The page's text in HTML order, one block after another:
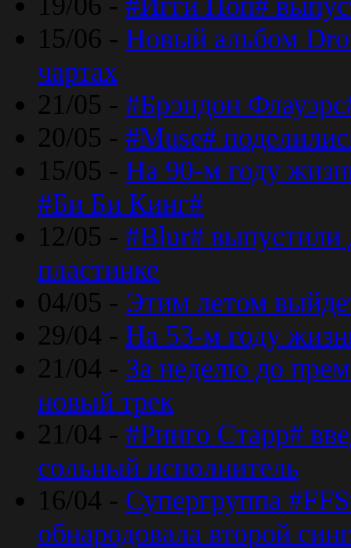
15/06 - Новый альбом
чартах
21/05 - #Брэндон
20/05 - #Muse#
15/05 - На 90-м году
#Би Би Кинг#
12/05 - #Blur# выпустили
пластинке
04/05 - Этим летом
29/04 - На 53-м году
21/04 - За неделю до
новый трек
21/04 - #Ринго Старр#
сольный исполнитель
16/04 - Супергруппа
обнародовала второй